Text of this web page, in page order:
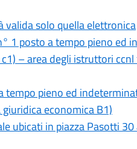
valida solo quella elettronica
1 posto a tempo pieno ed
– area degli istruttori
tempo pieno ed
economica B1)
ubicati in piazza Pasotti